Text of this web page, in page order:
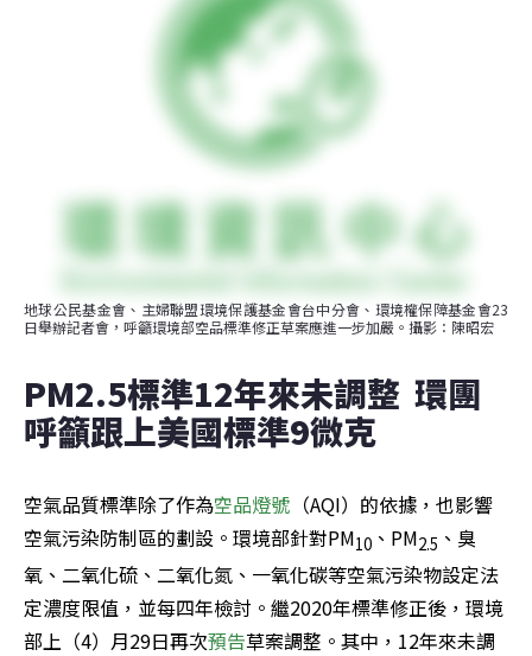
地球公民基金會、主婦聯盟環境保護基金會台中分會、環境權保障基金會23
日舉辦記者會，呼籲環境部空品標準修正草案應進一步加嚴。攝影：陳昭宏
PM2.5標準12年來未調整  環團
呼籲跟上美國標準9微克
空氣品質標準除了作為空品燈號 （AQI）的依據，也影響
空氣污染防制區的劃設。環境部針對PM10 、PM2.5 、臭
氧、二氧化硫、二氧化氮、一氧化碳等空氣污染物設定法
定濃度限值，並每四年檢討。繼2020年標準修正後，環境
部上（4）月29日再次預告草案調整。其中，12年來未調